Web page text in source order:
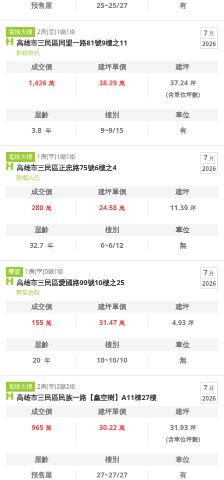
預售屋
25~25/27 有
電梯大樓 2房(室)1廳1衛
高雄市三民區同盟一路81號9樓之11
郡都當代
7 月
2026
成交價 建坪單價
建坪
1,426 萬 38.29 萬 37.24 坪
(含車位坪數)
屋齡 樓別
車位
3.8 年 9~9/15 有
電梯大樓 1房(室)1廳1衛
高雄市三民區正忠路75號6樓之4
龍鄉八代
7 月
2026
成交價 建坪單價
建坪
280 萬 24.58 萬 11.39 坪
屋齡 樓別
車位
32.7 年 6~6/12 無
華廈 1房(室)0廳1衛
高雄市三民區愛國路99號10樓之25
菁英會館
7 月
2026
成交價 建坪單價
建坪
155 萬 31.47 萬 4.93 坪
屋齡 樓別
車位
20 年 10~10/10 無
電梯大樓 2房(室)2廳2衛
高雄市三民區民族一路【鑫空樹】A11棟27樓
7 月
2026
成交價 建坪單價
建坪
965 萬 30.22 萬 31.93 坪
(含車位坪數)
屋齡 樓別
車位
預售屋
27~27/27 有